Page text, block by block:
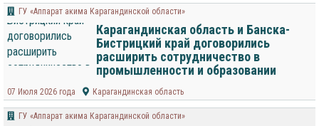
ГУ «Аппарат акима Карагандинской области»
Карагандинская область и Банска-
Бистрицкий край договорились
расширить сотрудничество в
промышленности и образовании
07 Июля 2026 года Карагандинская область
ГУ «Аппарат акима Карагандинской области»